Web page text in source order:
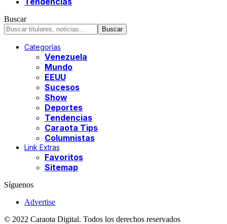
Buscar
Categorías
Venezuela
Mundo
EEUU
Sucesos
Show
Deportes
Tendencias
Caraota Tips
Columnistas
Link Extras
Favoritos
Sitemap
Síguenos
Advertise
© 2022 Caraota Digital. Todos los derechos reservados